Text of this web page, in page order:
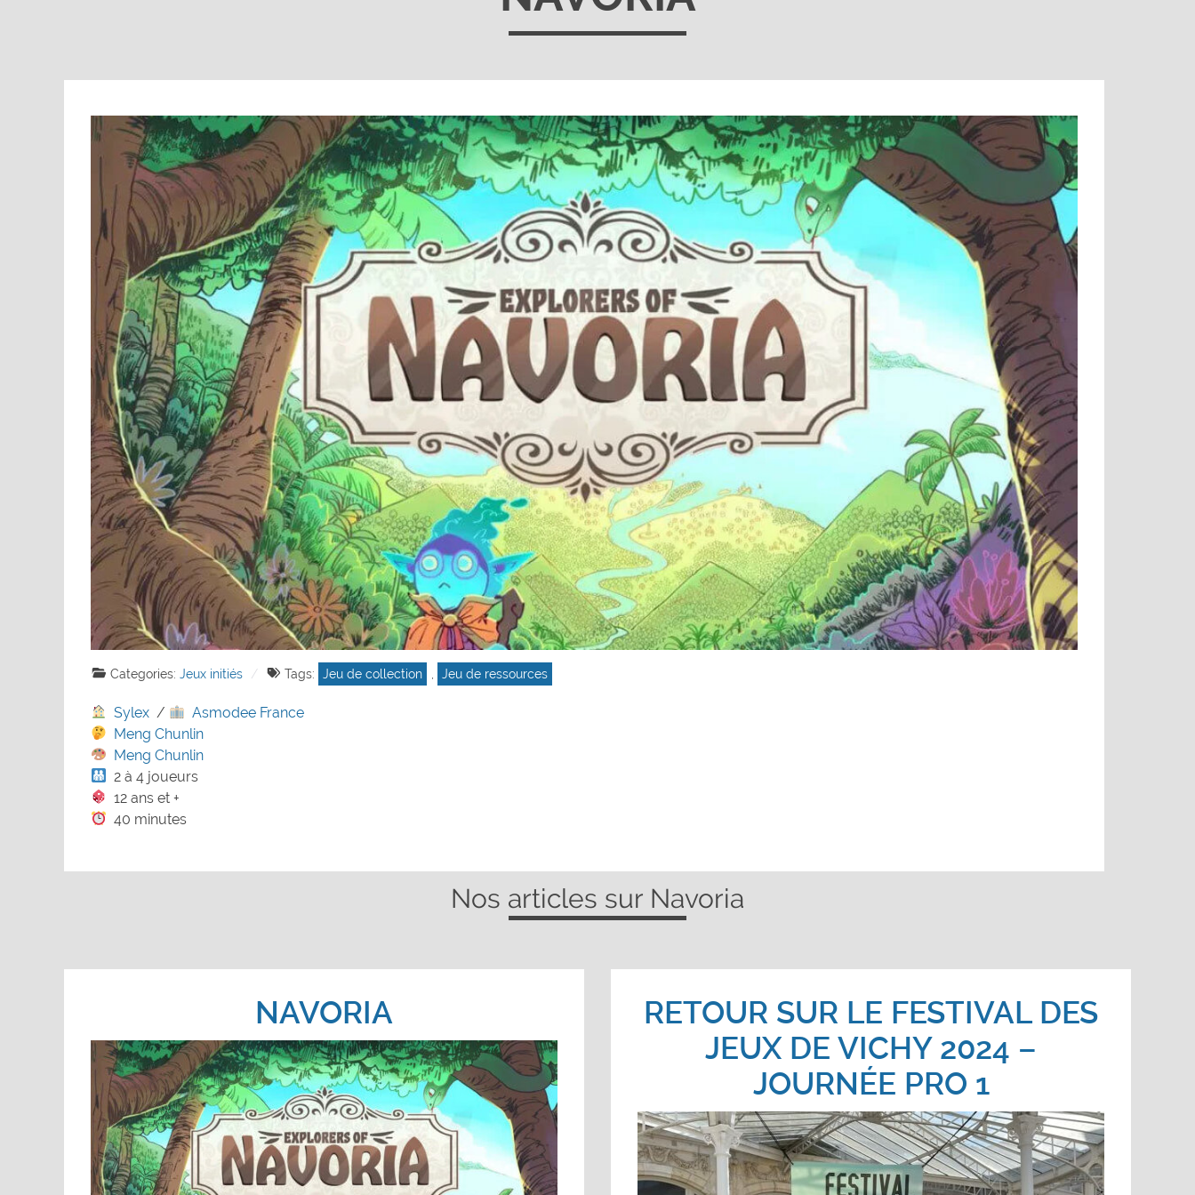
Categories: Jeux initiés Tags: Jeu de collection Jeu de ressources
Sylex /
Asmodee France
Meng Chunlin
Meng Chunlin
2 à 4 joueurs
12 ans et +
40 minutes
Nos articles sur Navoria
NAVORIA
RETOUR SUR LE FESTIVAL DES
JEUX DE VICHY 2024 –
JOURNÉE PRO 1